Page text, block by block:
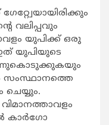
വലിപ്പവും
യുപിക്ക് ഒരു
യുപിയുടെ
സംസ്ഥാനത്തെ
കാര്‍ഗോ